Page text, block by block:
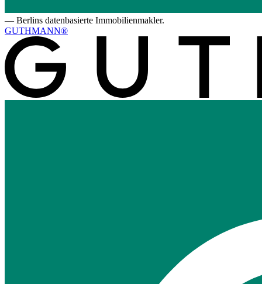
— Berlins datenbasierte Immobilienmakler.
GUTHMANN®